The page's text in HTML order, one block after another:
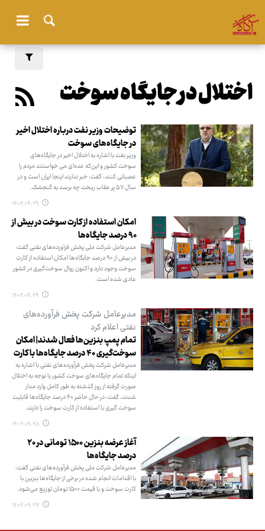
اختلال در جایگاه سوخت
توضیحات وزیر نفت درباره اختلال اخیر
در جایگاه‌های سوخت
وزیر نفت با اشاره به اختلال اخیر در جایگاه‌های
سوخت کشور و این‌که عده‌ای می خواستند مردم را
عصبانی کنند، گفت: خبر ندارند اینجا ایران است و در
سال ۵۷ پر عقاب ریخت چه برسد به گنجشک.
۱۴۰۲.۰۹.۲۹
امکان استفاده از کارت سوخت در بیش از
۹۰ درصد جایگاه‌ها
مدیرعامل شرکت ملی پخش فراورده‌های نفتی گفت:
در بیش از ۹۰ درصد جایگاه‌ها امکان استفاده از کارت
سوخت وجود دارد و اکنون روال سوخت‌گیری در کشور
عادی شده است.
۱۴۰۲.۰۹.۲۹
مدیرعامل شرکت پخش فرآورده‌های
نفتی اعلام کرد
تمام پمپ بنزین‌ها فعال شدند| امکان
سوخت‌گیری ۴۰ درصد جایگاه‌ها با کارت
مدیرعامل شرکت پخش فرآورده‌های نفتی با اشاره به
اینکه تمام جایگاه‌های سوخت کشور با توجه به اختلال
صورت گرفته از روز گذشته به طور کامل وارد مدار
شدند، گفت: در حال حاضر ۴۰ درصد جایگاه‌ها قابلیت
سوخت گیری با استفاده از کارت سوخت را دارند.
۱۴۰۲.۰۹.۲۸
آغاز عرضه بنزین ۱۵۰۰ تومانی در ۲۰
درصد جایگاه‌ها
مدیرعامل شرکت ملی پخش فرآورده‌های نفتی گفت:
با اقدامات انجام شده در برخی از جایگاه‌ها بنزین با
کارت سوخت و با قیمت ۱۵۰۰ تومان توزیع می‌شود.
۱۴۰۲.۰۹.۲۷